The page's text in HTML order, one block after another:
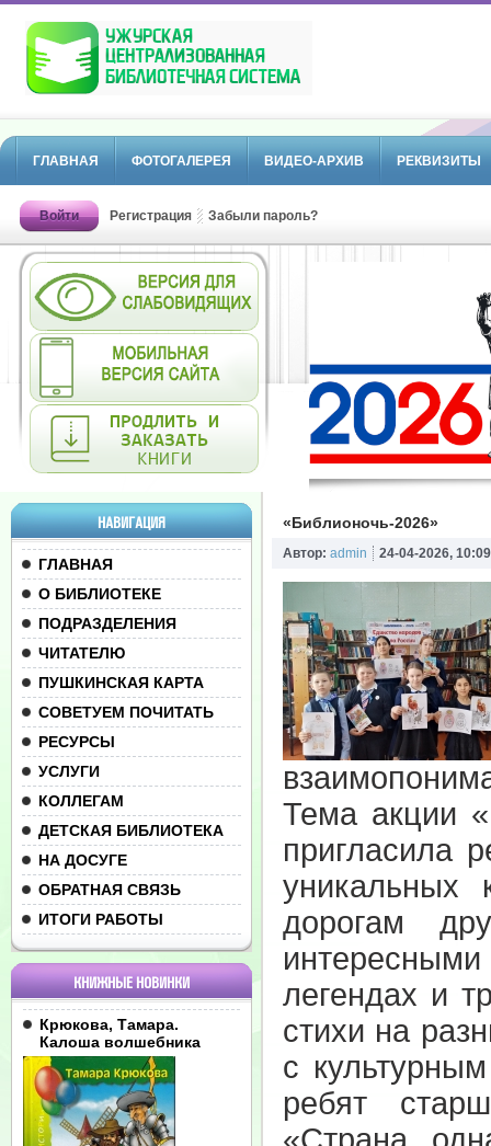
ГЛАВНАЯ ФОТОГАЛЕРЕЯ ВИДЕО-АРХИВ РЕКВИЗИТЫ
Войти Регистрация Забыли пароль?
НАВИГАЦИЯ
ГЛАВНАЯ
О БИБЛИОТЕКЕ
ПОДРАЗДЕЛЕНИЯ
ЧИТАТЕЛЮ
ПУШКИНСКАЯ КАРТА
СОВЕТУЕМ ПОЧИТАТЬ
РЕСУРСЫ
УСЛУГИ
КОЛЛЕГАМ
ДЕТСКАЯ БИБЛИОТЕКА
НА ДОСУГЕ
ОБРАТНАЯ СВЯЗЬ
ИТОГИ РАБОТЫ
КНИЖНЫЕ НОВИНКИ
Крюкова, Тамара.
Калоша волшебника
«Библионочь-2026»
Автор: admin 24-04-2026, 10:09
Тема акции
пригласила
уникальных
дорогам
легендах и
стихи на
с
ребят